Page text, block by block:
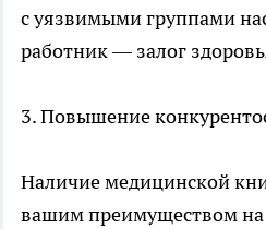
с уязвимыми группами
работник — залог
3. Повышение
Наличие медицинской
вашим преимуществом на